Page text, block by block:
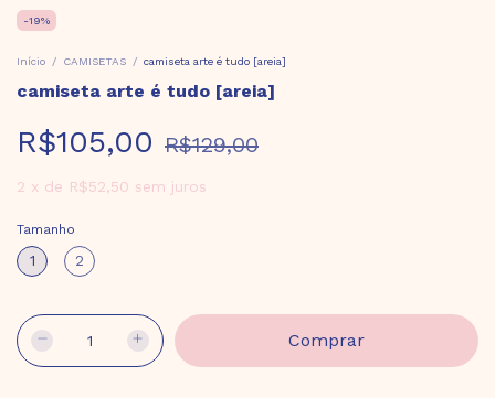
-19%
Início / CAMISETAS / camiseta arte é tudo [areia]
camiseta arte é tudo [areia]
R$105,00 R$129,00
2 x de R$52,50 sem juros
Tamanho
1 2